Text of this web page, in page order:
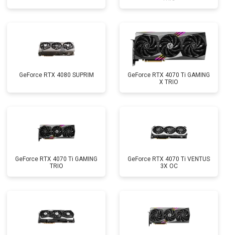
GeForce RTX 4080 SUPRIM
GeForce RTX 4070 Ti GAMING
X TRIO
GeForce RTX 4070 Ti GAMING
TRIO
GeForce RTX 4070 Ti VENTUS
3X OC